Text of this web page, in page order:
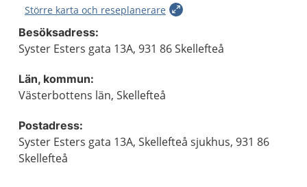
Större karta och reseplanerare
Besöksadress:
Syster Esters gata 13A, 931 86 Skellefteå
Län, kommun:
Västerbottens län, Skellefteå
Postadress:
Syster Esters gata 13A, Skellefteå sjukhus, 931 86
Skellefteå